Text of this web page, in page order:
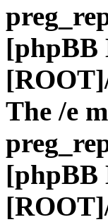
[phpBB
The /e
[phpBB